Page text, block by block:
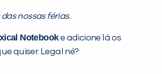
nossas férias.
Notebooke adicione lá os
quiser. Legal né?